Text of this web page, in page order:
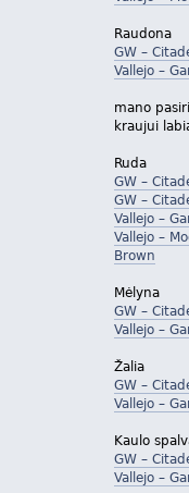
Raudona
GW –
Vallejo –
mano
kraujui
Ruda
GW –
GW –
Vallejo –
Vallejo –
Brown
Mėlyna
GW –
Vallejo –
Žalia
GW –
Vallejo –
Kaulo
GW –
Vallejo –